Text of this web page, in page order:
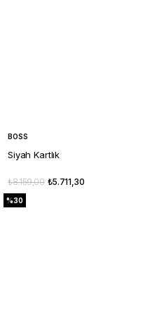
BOSS
Siyah Kartlık
₺5.711,30
₺8.159,00
%30